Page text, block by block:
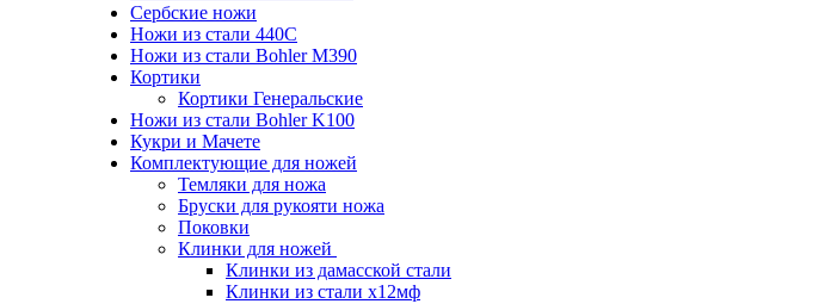
Сербские ножи
Ножи из стали 440С
Ножи из стали Bohler M390
Кортики
Кортики Генеральские
Ножи из стали Bohler K100
Кукри и Мачете
Комплектующие для ножей
Темляки для ножа
Бруски для рукояти ножа
Поковки
Клинки для ножей
Клинки из дамасской стали
Клинки из стали х12мф